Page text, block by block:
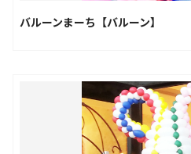
バルーンまーち【バルーン】